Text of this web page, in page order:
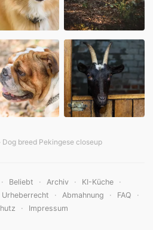
Dog breed Pekingese closeup
· Beliebt · Archiv · KI-Küche ·
Urheberrecht · Abmahnung · FAQ ·
· Impressum